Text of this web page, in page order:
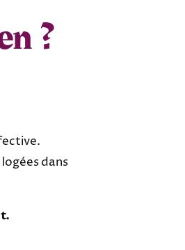
?
dans